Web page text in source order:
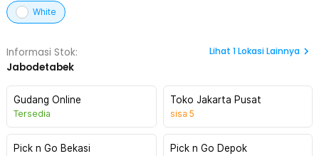
White
Informasi Stok:
Jabodetabek
Lihat 1Lokasi Lainnya
Gudang Online
Tersedia
Toko Jakarta Pusat
sisa 5
Pick n Go Bekasi Pick n Go Depok